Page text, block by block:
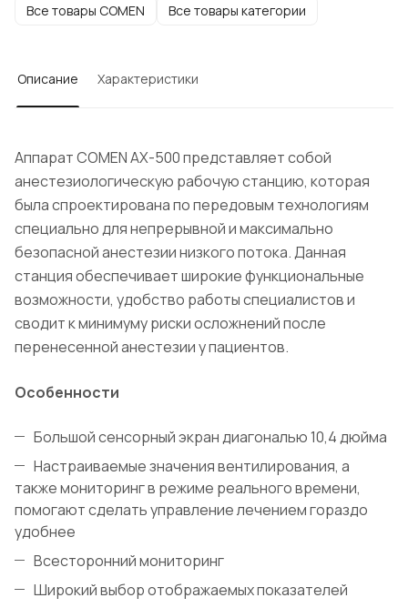
Все товары COMEN Все товары категории
Описание Характеристики
Аппарат COMEN AX-500 представляет собой
анестезиологическую рабочую станцию, которая
была спроектирована по передовым технологиям
специально для непрерывной и максимально
безопасной анестезии низкого потока. Данная
станция обеспечивает широкие функциональные
возможности, удобство работы специалистов и
сводит к минимуму риски осложнений после
перенесенной анестезии у пациентов.
Особенности
Большой сенсорный экран диагональю 10,4 дюйма
Настраиваемые значения вентилирования, а
также мониторинг в режиме реального времени,
помогают сделать управление лечением гораздо
удобнее
Всесторонний мониторинг
Широкий выбор отображаемых показателей